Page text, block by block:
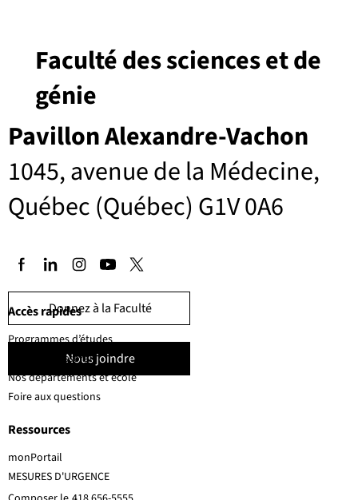
Pavillon Alexandre-Vachon
1045, avenue de la Médecine,
Québec (Québec) G1V 0A6
Faculté des sciences et de
génie
Donnez à la Faculté
Nous joindre
MESURES D'URGENCE
Accès rapides
Ressources
Programmes d’études
Corps professoral
Nos départements et école
Foire aux questions
monPortail